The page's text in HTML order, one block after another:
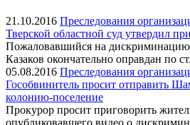
21.10.2016 Преследования
Тверской областной суд утвердил
Пожаловавшийся на
Казаков окончательно оправдан по
05.08.2016 Преследования
Гособвинитель просит отправить
колонию-поселение
Прокурор просит приговорить
опубликовавшего видео о